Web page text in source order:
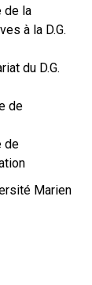
de la
à la D.G.
du D.G.
de
de
Marien